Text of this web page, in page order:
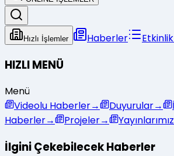
Hızlı İşlemler Haberler
HIZLI MENÜ
Menü
Videolu Haberler→ Duyurular→
Haberler→ Projeler→ Yayınlarımız
İlgini Çekebilecek Haberler